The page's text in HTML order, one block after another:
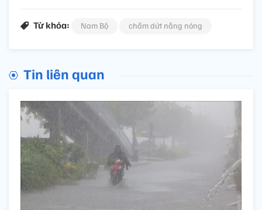
Từ khóa: Nam Bộ chấm dứt nắng nóng
Tin liên quan